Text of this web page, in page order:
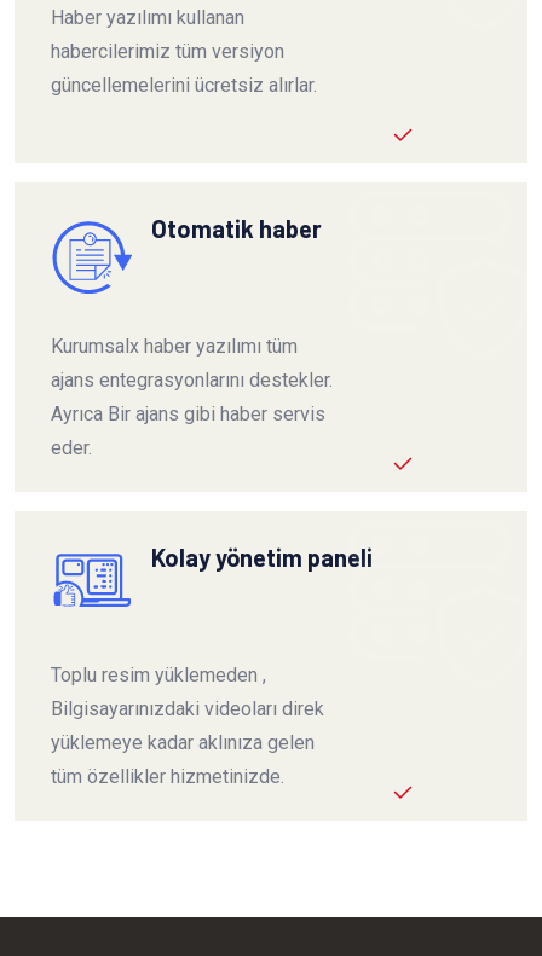
Haber yazılımı kullanan
habercilerimiz tüm versiyon
güncellemelerini ücretsiz alırlar.
Otomatik haber
Kurumsalx haber yazılımı tüm
ajans entegrasyonlarını destekler.
Ayrıca Bir ajans gibi haber servis
eder.
Kolay yönetim paneli
Toplu resim yüklemeden ,
Bilgisayarınızdaki videoları direk
yüklemeye kadar aklınıza gelen
tüm özellikler hizmetinizde.